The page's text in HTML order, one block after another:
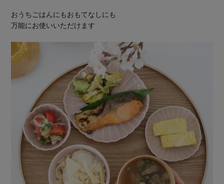
おうちごはんにもおもてなしにも
万能にお使いいただけます